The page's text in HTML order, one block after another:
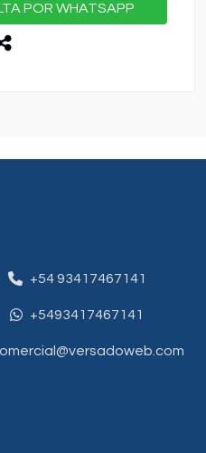
POR WHATSAPP
+54 93417467141
+5493417467141